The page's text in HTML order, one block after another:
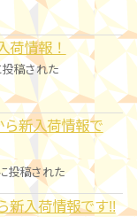
荷情報！
稿された
新入荷情報で
投稿された
新入荷情報です!!